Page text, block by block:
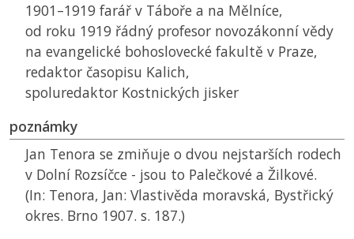
1901–1919 farář v Táboře a na Mělníce,
od roku 1919 řádný profesor novozákonní vědy
na evangelické bohoslovecké fakultě v Praze,
redaktor časopisu Kalich,
spoluredaktor Kostnických jisker
poznámky
Jan Tenora se zmiňuje o dvou nejstarších rodech
v Dolní Rozsíčce - jsou to Palečkové a Žilkové.
(In: Tenora, Jan: Vlastivěda moravská, Bystřický
okres. Brno 1907. s. 187.)